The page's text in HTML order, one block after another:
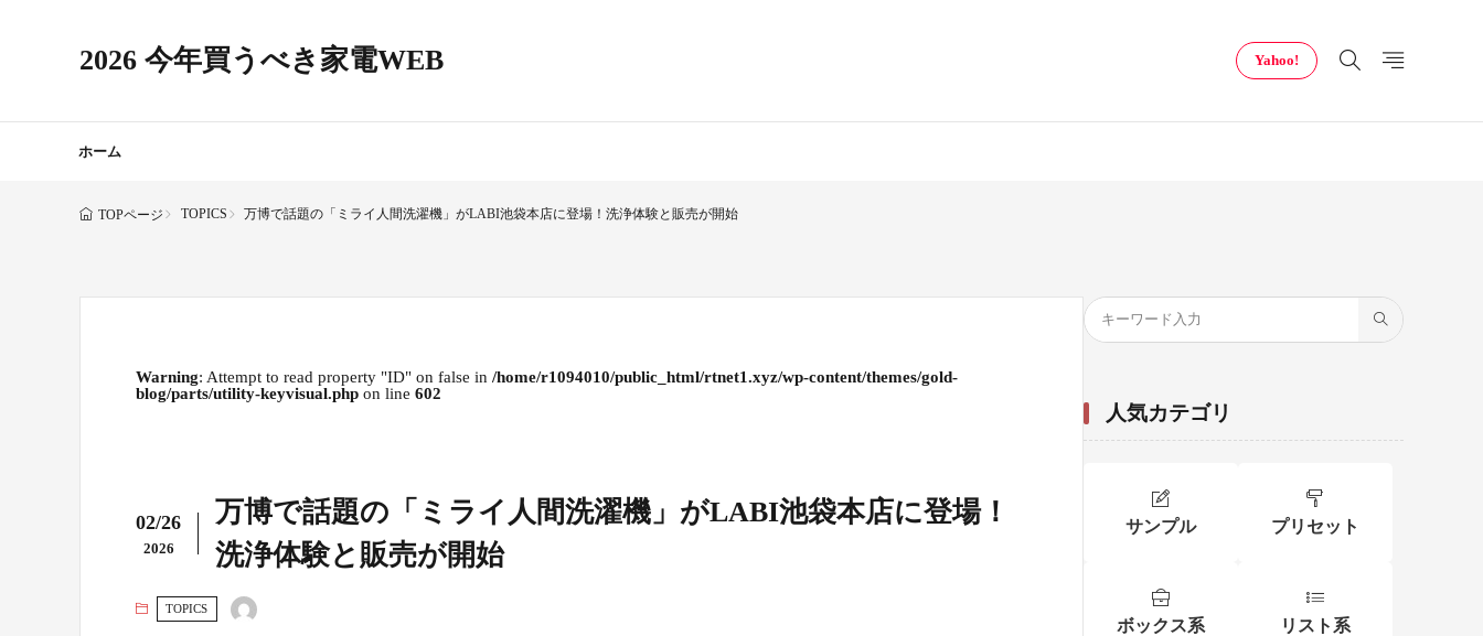
2026 今年買うべき家電WEB Yahoo!
ホーム
TOPページ TOPICS 万博で話題の「ミライ人間洗濯機」がLABI池袋本店に登場！洗浄体験と販売が開始
Warning: Attempt to read property "ID" on false in /home/r1094010/public_html/rtnet1.xyz/wp-content/themes/gold-
blog/parts/utility-keyvisual.php on line 602
02/26
2026
万博で話題の「ミライ人間洗濯機」がLABI池袋本店に登場！
洗浄体験と販売が開始
TOPICS
人気カテゴリ
サンプル プリセット
ボックス系 リスト系